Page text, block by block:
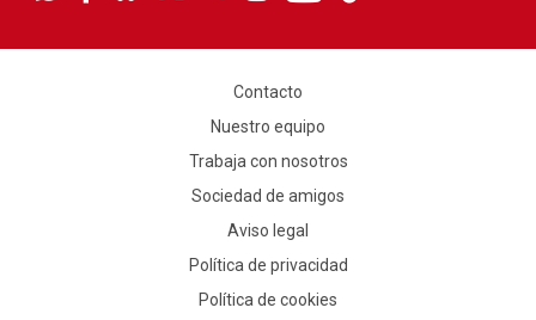
Contacto
Nuestro equipo
Trabaja con nosotros
Sociedad de amigos
Aviso legal
Política de privacidad
Política de cookies